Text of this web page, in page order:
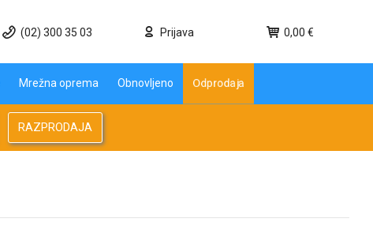
(02) 300 35 03 Prijava 0,00 €
Mrežna oprema Obnovljeno Odprodaja
RAZPRODAJA